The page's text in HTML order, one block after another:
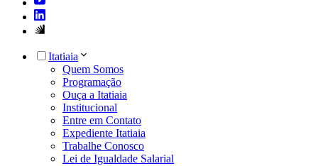
Itatiaia
Quem Somos
Programação
Ouça a Itatiaia
Institucional
Entre em Contato
Expediente Itatiaia
Trabalhe Conosco
Lei de Igualdade Salarial